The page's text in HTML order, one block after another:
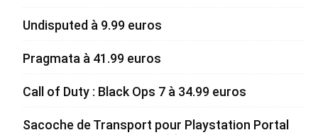
Undisputed à 9.99 euros
Pragmata à 41.99 euros
Call of Duty : Black Ops 7 à 34.99 euros
Sacoche de Transport pour Playstation Portal